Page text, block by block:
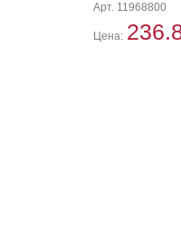
Арт. 11968800
Цена: